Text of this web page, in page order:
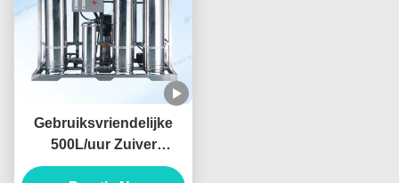
Gebruiksvriendelijke
500L/uur Zuiver
Watersystemen voor de